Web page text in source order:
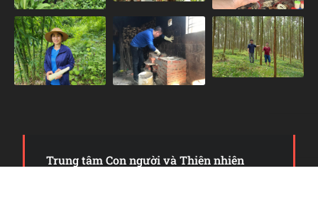
Trung tâm Con người và Thiên nhiên